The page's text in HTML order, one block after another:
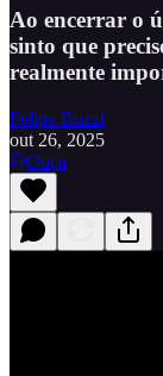
Ao encerrar o
sinto que
realmente
Felipe Buzzi
out 26, 2025
Ouça